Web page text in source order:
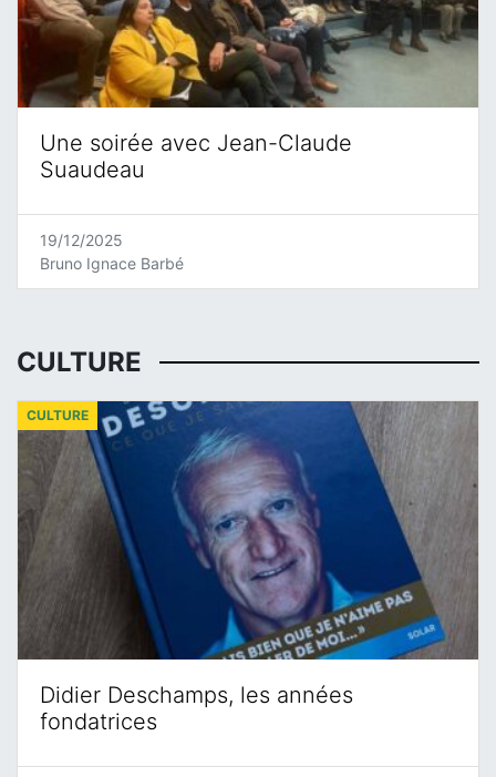
Une soirée avec Jean-Claude
Suaudeau
19/12/2025
Bruno Ignace Barbé
CULTURE
Didier Deschamps, les années
fondatrices
CULTURE